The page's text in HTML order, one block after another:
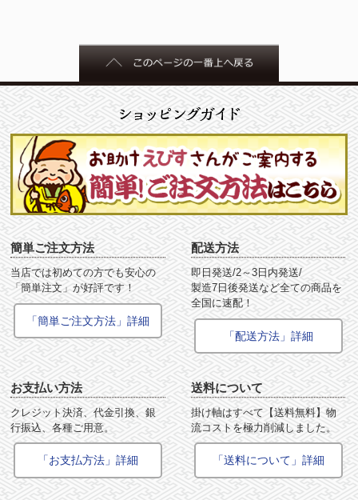
簡単ご注文方法
当店では初めての方でも安心の
「簡単注文」が好評です！
「簡単ご注文方法」詳細
配送方法
即日発送/2～3日内発送/
製造7日後発送など全ての商品を
全国に速配！
「配送方法」詳細
お支払い方法
クレジット決済、代金引換、銀
行振込、各種ご用意。
「お支払方法」詳細
送料について
掛け軸はすべて【送料無料】物
流コストを極力削減しました。
「送料について」詳細